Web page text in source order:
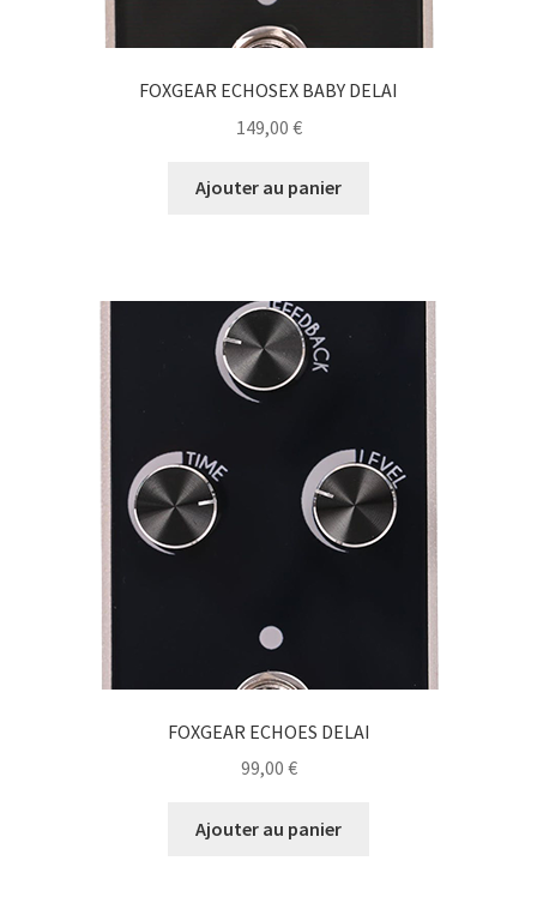
FOXGEAR ECHOSEX BABY DELAI
149,00 €
Ajouter au panier
FOXGEAR ECHOES DELAI
99,00 €
Ajouter au panier